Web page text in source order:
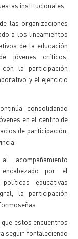
institucionales.
las organizaciones
a los lineamientos
de la educación
jóvenes críticos,
la participación
y el ejercicio
consolidando
en el centro de
de participación,
acompañamiento
por el
educativas
la participación
estos encuentros
seguir fortaleciendo